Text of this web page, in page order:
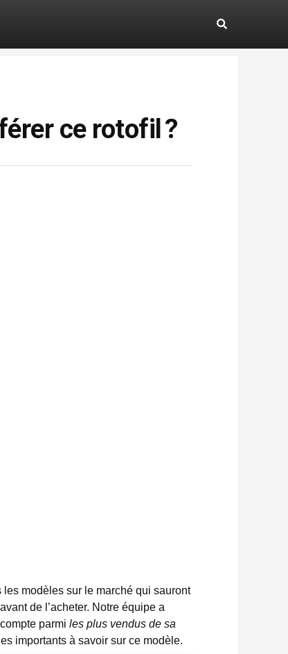
ce rotofil ?
les modèles sur le marché qui sauront
de l’acheter. Notre équipe a
parmi les plus vendus de sa
importants à savoir sur ce modèle.